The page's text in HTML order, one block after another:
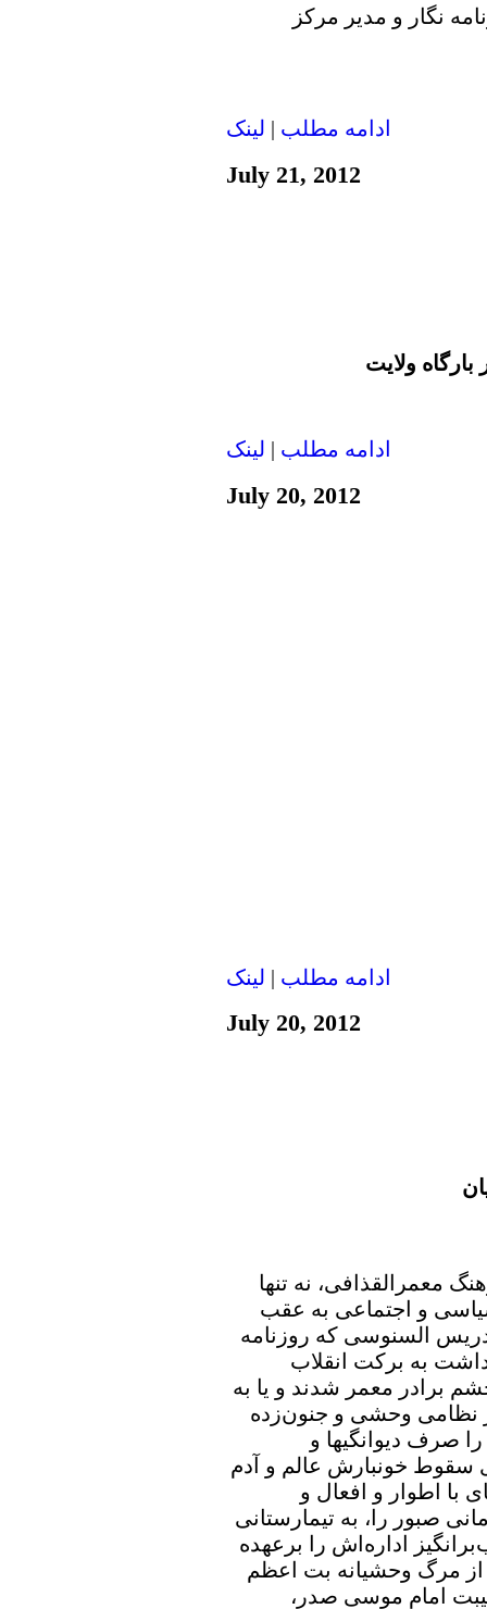
نگار و مدیر مرکز
ادامه مطلب | لينک
July 21, 2012
ولايت
ادامه مطلب | لينک
July 20, 2012
ادامه مطلب | لينک
July 20, 2012
معمرالقذافی، نه تنها
و اجتماعی به عقب
السنوسی که روزنامه
به برکت انقلاب
برادر معمر شدند و یا به
نظامی وحشی و جنون‌زده
صرف دیوانگیها و
سقوط خونبارش عالم و آدم
با اطوار و افعال و
صبور را، به تیمارستانی
اداره‌اش را برعهده
مرگ وحشیانه بت اعظم
امام موسی صدر،